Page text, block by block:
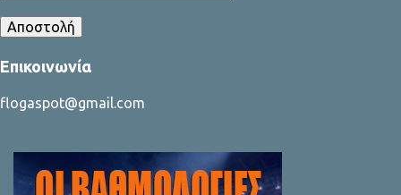
Επικοινωνία
flogaspot@gmail.com